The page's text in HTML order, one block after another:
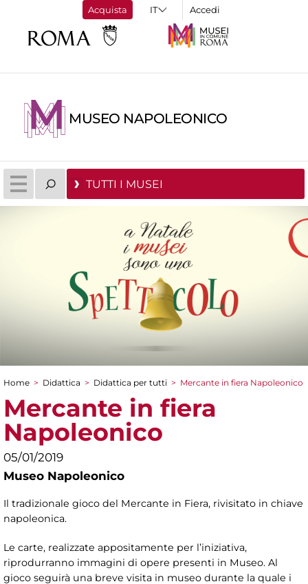
Acquista Accedi
MUSEO NAPOLEONICO
TUTTI I MUSEI
Tu sei qui
Home > Didattica > Didattica per tutti > Mercante in fiera Napoleonico
Mercante in fiera
Napoleonico
05/01/2019
Museo Napoleonico
Il tradizionale gioco del Mercante in Fiera, rivisitato in chiave
napoleonica.
Le carte, realizzate appositamente per l’iniziativa,
riprodurranno immagini di opere presenti in Museo. Al
gioco seguirà una breve visita in museo durante la quale i